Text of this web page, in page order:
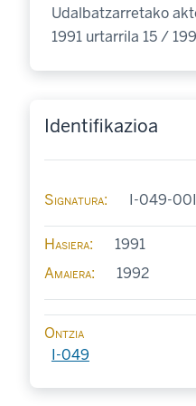
Udalbatzarretako
1991 urtarrila 15 /
Identifikazioa
Signatura I-049-00I
Hasiera
1991
Amaiera
1992
Ontzia
I-049